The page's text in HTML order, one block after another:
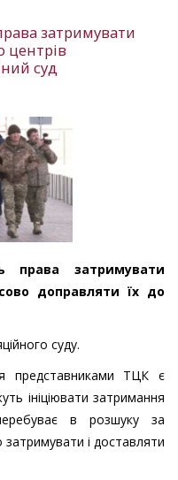
затримувати
центрів
суд
затримувати
доправляти їх до
суду.
представниками ТЦК є
ініціювати затримання
в розшуку за
затримувати і доставляти